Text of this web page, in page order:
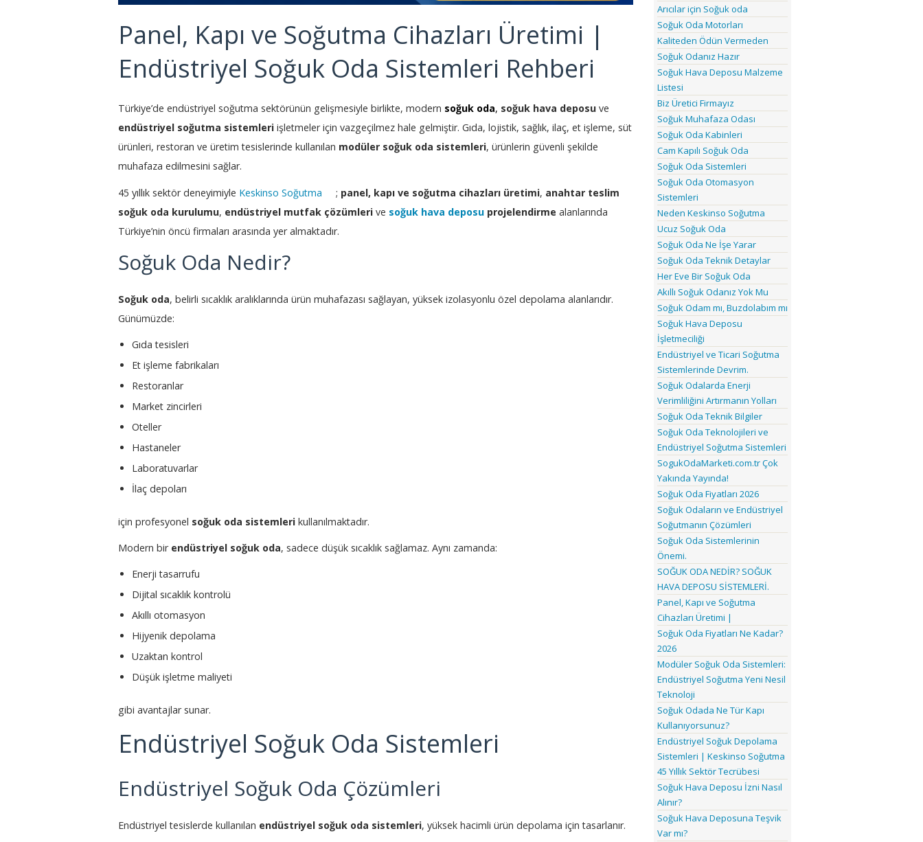
Panel, Kapı ve Soğutma Cihazları Üretimi |
Endüstriyel Soğuk Oda Sistemleri Rehberi
Türkiye’de endüstriyel soğutma sektörünün gelişmesiyle birlikte, modern soğuk oda, soğuk hava deposu ve
endüstriyel soğutma sistemleri işletmeler için vazgeçilmez hale gelmiştir. Gıda, lojistik, sağlık, ilaç, et işleme, süt
ürünleri, restoran ve üretim tesislerinde kullanılan modüler soğuk oda sistemleri, ürünlerin güvenli şekilde
muhafaza edilmesini sağlar.
45 yıllık sektör deneyimiyle Keskinso Soğutma ; panel, kapı ve soğutma cihazları üretimi, anahtar teslim
soğuk oda kurulumu, endüstriyel mutfak çözümleri ve soğuk hava deposu projelendirme alanlarında
Türkiye’nin öncü firmaları arasında yer almaktadır.
Soğuk Oda Nedir?
Soğuk oda, belirli sıcaklık aralıklarında ürün muhafazası sağlayan, yüksek izolasyonlu özel depolama alanlarıdır.
Günümüzde:
Gıda tesisleri
Et işleme fabrikaları
Restoranlar
Market zincirleri
Oteller
Hastaneler
Laboratuvarlar
İlaç depoları
için profesyonel soğuk oda sistemleri kullanılmaktadır.
Modern bir endüstriyel soğuk oda, sadece düşük sıcaklık sağlamaz. Aynı zamanda:
Enerji tasarrufu
Dijital sıcaklık kontrolü
Akıllı otomasyon
Hijyenik depolama
Uzaktan kontrol
Düşük işletme maliyeti
gibi avantajlar sunar.
Endüstriyel Soğuk Oda Sistemleri
Endüstriyel Soğuk Oda Çözümleri
Endüstriyel tesislerde kullanılan endüstriyel soğuk oda sistemleri, yüksek hacimli ürün depolama için tasarlanır.
Arıcılar için Soğuk oda
Soğuk Oda Motorları
Kaliteden Ödün Vermeden
Soğuk Odanız Hazır
Soğuk Hava Deposu Malzeme
Listesi
Biz Üretici Firmayız
Soğuk Muhafaza Odası
Soğuk Oda Kabinleri
Cam Kapılı Soğuk Oda
Soğuk Oda Sistemleri
Soğuk Oda Otomasyon
Sistemleri
Neden Keskinso Soğutma
Ucuz Soğuk Oda
Soğuk Oda Ne İşe Yarar
Soğuk Oda Teknik Detaylar
Her Eve Bir Soğuk Oda
Akıllı Soğuk Odanız Yok Mu
Soğuk Odam mı, Buzdolabım mı
Soğuk Hava Deposu
İşletmeciliği
Endüstriyel ve Ticari Soğutma
Sistemlerinde Devrim.
Soğuk Odalarda Enerji
Verimliliğini Artırmanın Yolları
Soğuk Oda Teknik Bilgiler
Soğuk Oda Teknolojileri ve
Endüstriyel Soğutma Sistemleri
SogukOdaMarketi.com.tr Çok
Yakında Yayında!
Soğuk Oda Fiyatları 2026
Soğuk Odaların ve Endüstriyel
Soğutmanın Çözümleri
Soğuk Oda Sistemlerinin
Önemi.
SOĞUK ODA NEDİR? SOĞUK
HAVA DEPOSU SİSTEMLERİ.
Panel, Kapı ve Soğutma
Cihazları Üretimi |
Soğuk Oda Fiyatları Ne Kadar?
2026
Modüler Soğuk Oda Sistemleri:
Endüstriyel Soğutma Yeni Nesil
Teknoloji
Soğuk Odada Ne Tür Kapı
Kullanıyorsunuz?
Endüstriyel Soğuk Depolama
Sistemleri | Keskinso Soğutma
45 Yıllık Sektör Tecrübesi
Soğuk Hava Deposu İzni Nasıl
Alınır?
Soğuk Hava Deposuna Teşvik
Var mı?